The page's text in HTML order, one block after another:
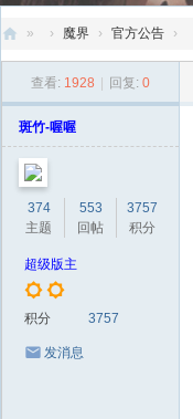
创
» › 魔界 › 官方公告 ›
查看: 1928 回复: 0
斑竹-喔喔
374
主题
553
回帖
3757
积分
超级版主
积分 3757
发消息